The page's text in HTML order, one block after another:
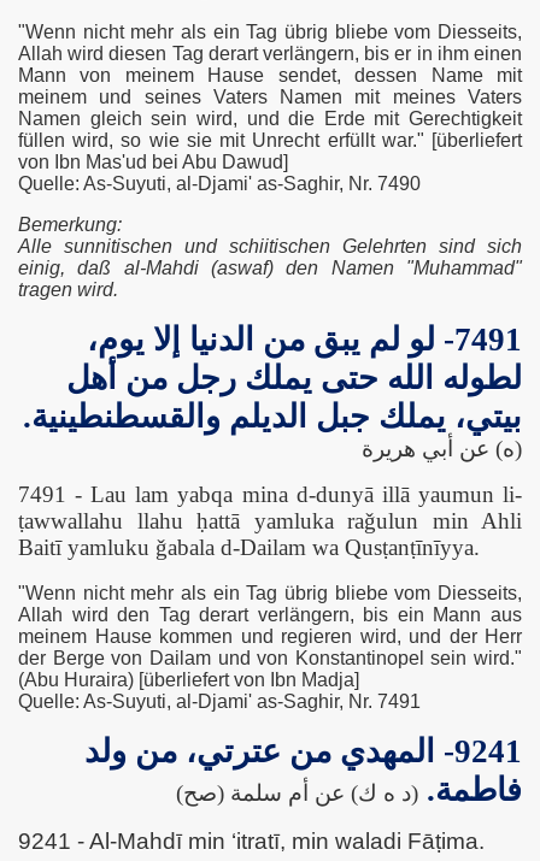
"Wenn nicht mehr als ein Tag übrig bliebe vom Diesseits,
Allah wird diesen Tag derart verlängern, bis er in ihm einen
Mann von meinem Hause sendet, dessen Name mit
meinem und seines Vaters Namen mit meines Vaters
Namen gleich sein wird, und die Erde mit Gerechtigkeit
füllen wird, so wie sie mit Unrecht erfüllt war." [überliefert
von Ibn Mas'ud bei Abu Dawud]
Quelle: As-Suyuti, al-Djami' as-Saghir, Nr. 7490
Bemerkung:
Alle sunnitischen und schiitischen Gelehrten sind sich
einig, daß al-Mahdi (aswaf) den Namen "Muhammad"
tragen wird.
7491- لو لم يبق من الدنيا إلا يوم،
لطوله الله حتى يملك رجل من أهل
بيتي، يملك جبل الديلم والقسطنطينية.
(ه) عن أبي هريرة
7491 - Lau lam yabqa mina d-dunyā illā yaumun li-
ṭawwallahu llahu ḥattā yamluka raǧulun min Ahli
Baitī yamluku ǧabala d-Dailam wa Qusṭanṭīnīyya.
"Wenn nicht mehr als ein Tag übrig bliebe vom Diesseits,
Allah wird den Tag derart verlängern, bis ein Mann aus
meinem Hause kommen und regieren wird, und der Herr
der Berge von Dailam und von Konstantinopel sein wird."
(Abu Huraira) [überliefert von Ibn Madja]
Quelle: As-Suyuti, al-Djami' as-Saghir, Nr. 7491
9241- المهدي من عترتي، من ولد
فاطمة. (د ه ك) عن أم سلمة (صح)
9241 - Al-Mahdī min ‘itratī, min waladi Fāṭima.
seine Wilaya
Ghadir Khumm
mahnt uns heute
as-Sağğād (as)
(as)
Ṣādiq (as)
at-Taqī al-Ǧawād (as)